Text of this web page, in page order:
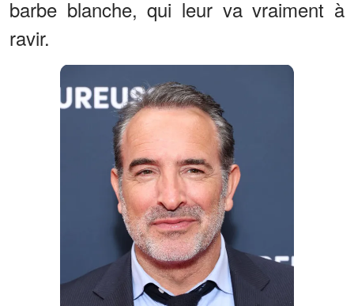
barbe blanche, qui leur va vraiment à
ravir.